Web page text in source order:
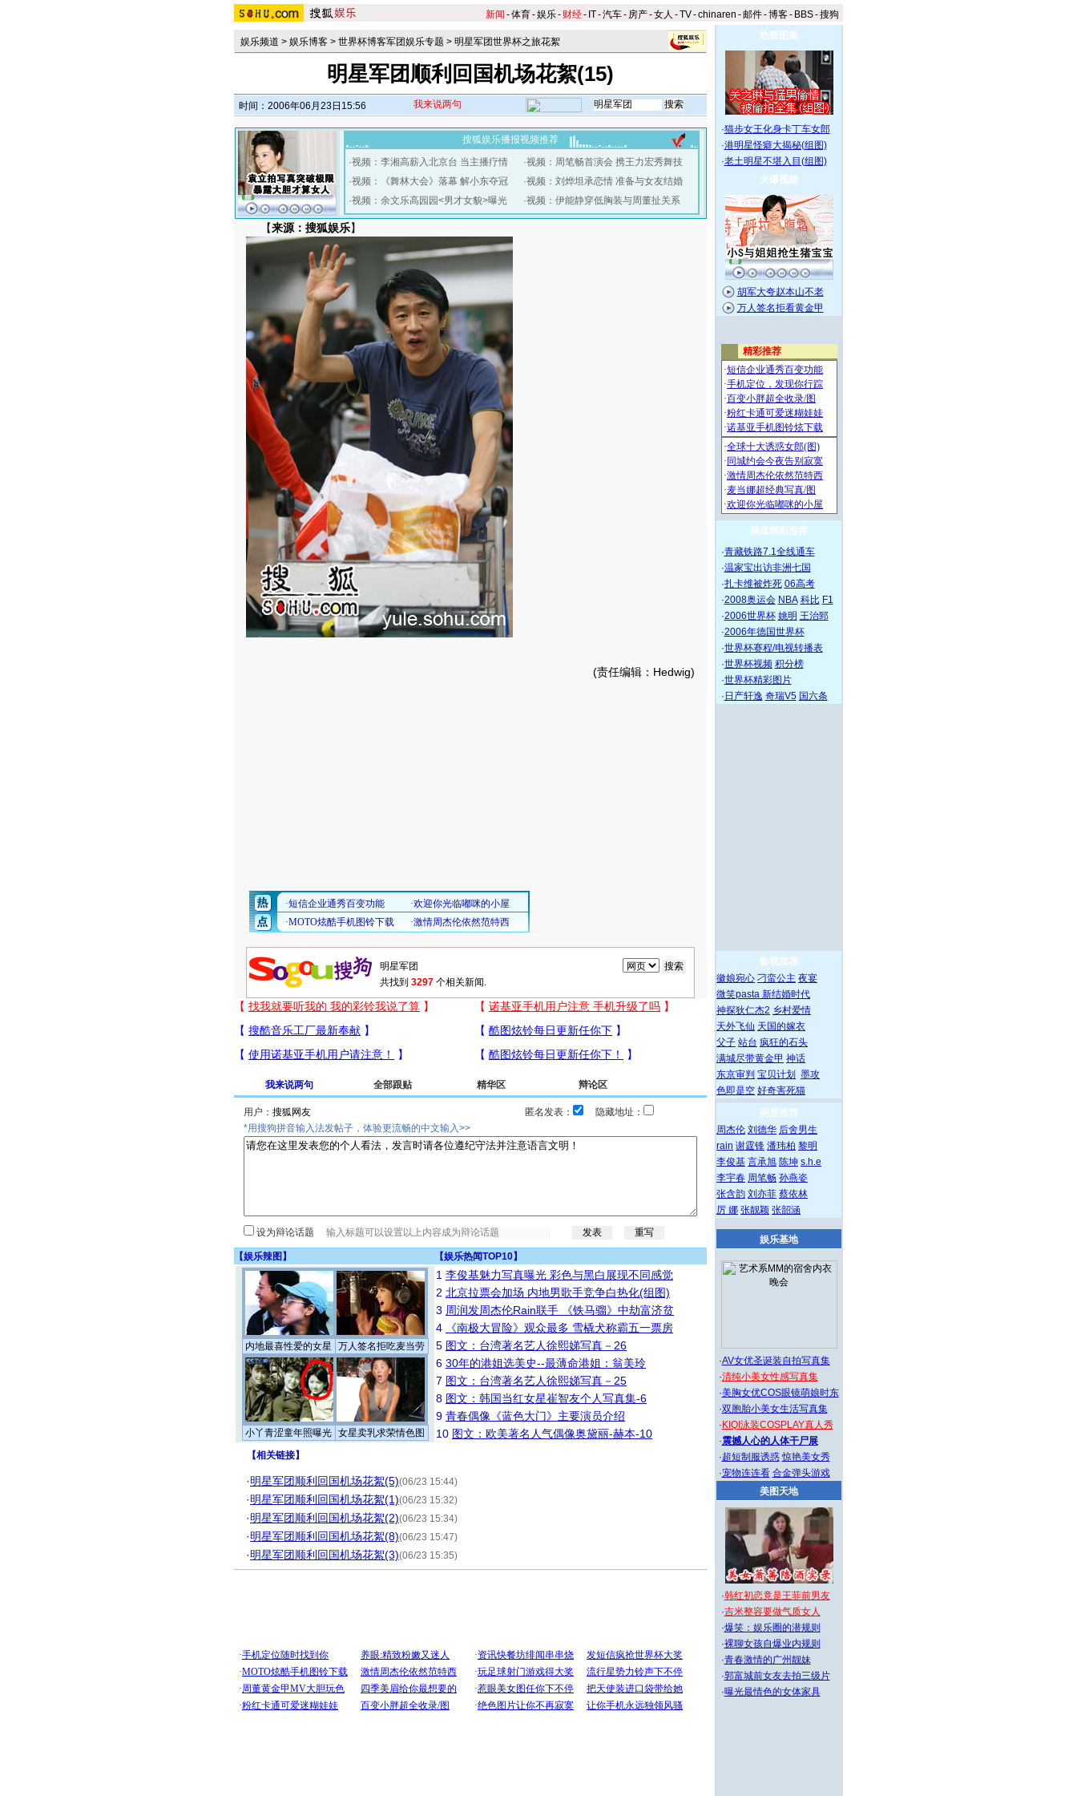
新闻 -体育-娱乐- 财经- IT-汽车- 房产-女人 -TV-chinaren -邮件-博客- BBS-搜狗
娱乐频道 > 娱乐博客 > 世界杯博客军团娱乐专题 > 明星军团世界杯之旅花絮
明星军团顺利回国机场花絮(15)
时间：2006年06月23日15:56 我来说两句
搜狐娱乐播报视频推荐
·视频：李湘高薪入北京台 当主播疗情
·视频：《舞林大会》落幕 解小东夺冠
·视频：余文乐高园园<男才女貌>曝光
·视频：周笔畅首演会 携王力宏秀舞技
·视频：刘烨坦承恋情 准备与女友结婚
·视频：伊能静穿低胸装与周董扯关系
【来源：搜狐娱乐】
(责任编辑：Hedwig)
共找到 3297 个相关新闻.
我来说两句 全部跟贴 精华区 辩论区
用户： 匿名发表：
隐藏地址：
*用搜狗拼音输入法发帖子，体验更流畅的中文输入>>
设为辩论话题
【娱乐辣图 】 【娱乐热闻TOP10】
内地最喜性爱的女星 万人签名拒吃麦当劳
小丫青涩童年照曝光 女星卖乳求荣情色图
1 李俊基魅力写真曝光 彩色与黑白展现不同感觉
2 北京拉票会加场 内地男歌手竞争白热化(组图)
3 周润发周杰伦Rain联手 《铁马骝》中劫富济贫
4
《南极大冒险》观众最多 雪橇犬称霸五一票房
5 图文：台湾著名艺人徐熙娣写真－26
6 30年的港姐选美史--最薄命港姐：翁美玲
7 图文：台湾著名艺人徐熙娣写真－25
8 图文：韩国当红女星崔智友个人写真集-6
9 青春偶像《蓝色大门》主要演员介绍
10 图文：欧美著名人气偶像奥黛丽-赫本-10
【相关链接】
·明星军团顺利回国机场花絮(5)(06/23 15:44)
·明星军团顺利回国机场花絮(1)(06/23 15:32)
·明星军团顺利回国机场花絮(2)(06/23 15:34)
·明星军团顺利回国机场花絮(8)(06/23 15:47)
·明星军团顺利回国机场花絮(3)(06/23 15:35)
热辣图集
·猫步女王化身卡丁车女郎
·港明星怪癖大揭秘(组图)
·老土明星不堪入目(组图)
火爆视频
胡军大夸赵本山不老
万人签名拒看黄金甲
频道精彩推荐
·青藏铁路7.1全线通车
·温家宝出访非洲七国
·扎卡维被炸死 06高考
·2008奥运会 NBA 科比 F1
·2006世界杯 姚明 王治郅
·2006年德国世界杯
·世界杯赛程/电视转播表
·世界杯视频 积分榜
·世界杯精彩图片
· 日产轩逸 奇瑞V5 国六条
影视推荐
徽娘宛心 刁蛮公主 夜宴
微笑pasta 新结婚时代
神探狄仁杰2 乡村爱情
天外飞仙 天国的嫁衣
父子 站台 疯狂的石头
满城尽带黄金甲 神话
东京审判 宝贝计划
墨攻
色即是空 好奇害死猫
明星推荐
周杰伦 刘德华 后舍男生
rain 谢霆锋 潘玮柏 黎明
李俊基 言承旭 陈坤 s.h.e
李宇春 周笔畅 孙燕姿
张含韵 刘亦菲 蔡依林
厉 娜 张靓颖 张韶涵
娱乐基地
·AV女优圣诞装自拍写真集
·清纯小美女性感写真集
·美胸女优COS眼镜萌娘时东
·双胞胎小美女生活写真集
· KIQI泳装COSPLAY真人秀
·震撼人心的人体干尸展
·超短制服诱惑 惊艳美女秀
·宠物连连看 合金弹头游戏
美图天地
·韩红初恋竟是王菲前男友
·吉米整容要做气质女人
·爆笑：娱乐圈的潜规则
·裸聊女孩自爆业内规则
·青春激情的广州靓妹
·郭富城前女友去拍三级片
·曝光最情色的女体家具